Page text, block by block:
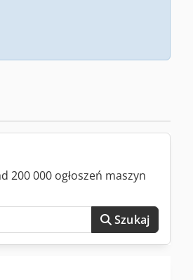
200 000 ogłoszeń maszyn
Szukaj